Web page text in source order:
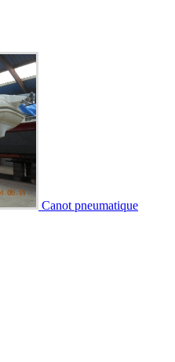
Canot pneumatique